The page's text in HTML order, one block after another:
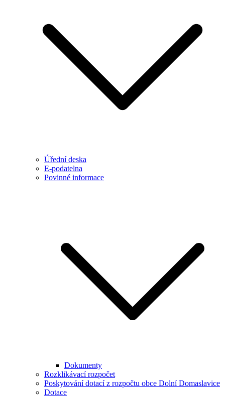
Úřední deska
E-podatelna
Povinné informace
Dokumenty
Rozklikávací rozpočet
Poskytování dotací z rozpočtu obce Dolní Domaslavice
Dotace